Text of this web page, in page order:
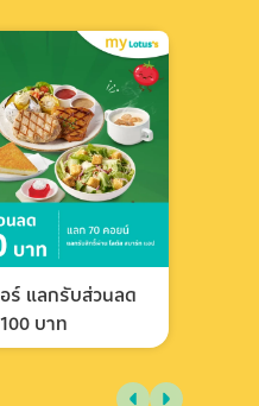
ร์ แลกรับส่วนลด
บาท